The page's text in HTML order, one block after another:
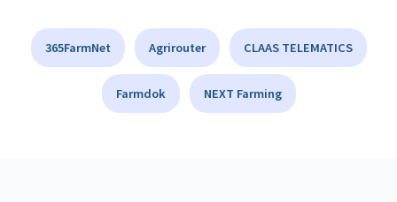
365FarmNet Agrirouter CLAAS TELEMATICS
Farmdok NEXT Farming